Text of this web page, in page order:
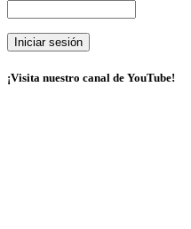
¡Visita nuestro canal de YouTube!